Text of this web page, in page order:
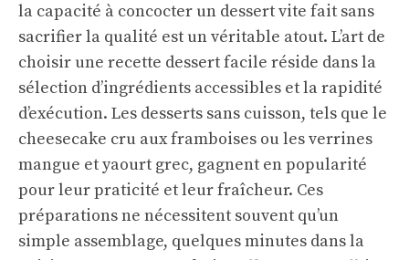
la capacité à concocter un dessert vite fait sans
sacrifier la qualité est un véritable atout. L’art de
choisir une recette dessert facile réside dans la
sélection d’ingrédients accessibles et la rapidité
d’exécution. Les desserts sans cuisson, tels que le
cheesecake cru aux framboises ou les verrines
mangue et yaourt grec, gagnent en popularité
pour leur praticité et leur fraîcheur. Ces
préparations ne nécessitent souvent qu’un
simple assemblage, quelques minutes dans la